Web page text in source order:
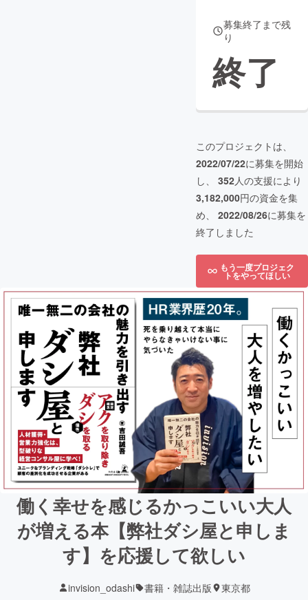
募集終了まで残
り
終了
このプロジェクトは、
2022/07/22に募集を開始
し、 352人の支援により
3,182,000円の資金を集
め、 2022/08/26に募集を
終了しました
もう一度プロジェク
トをやってほしい
働く幸せを感じるかっこいい大人
が増える本【弊社ダシ屋と申しま
す】を応援して欲しい
invision_odashi 書籍・雑誌出版 東京都